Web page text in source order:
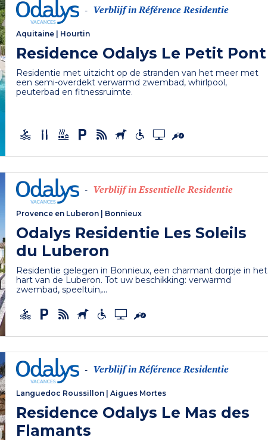
- Verblijf in Référence Residentie
Aquitaine Hourtin
Residence Odalys Le Petit Pont
Residentie met uitzicht op de stranden van het meer met
een semi-overdekt verwarmd zwembad, whirlpool,
peuterbad en fitnessruimte.
- Verblijf in Essentielle Residentie
Provence en Luberon Bonnieux
Odalys Residentie Les Soleils
du Luberon
Residentie gelegen in Bonnieux, een charmant dorpje in het
hart van de Luberon. Tot uw beschikking: verwarmd
zwembad, speeltuin,...
- Verblijf in Référence Residentie
Languedoc Roussillon |Aigues Mortes
Residence Odalys Le Mas des
Flamants